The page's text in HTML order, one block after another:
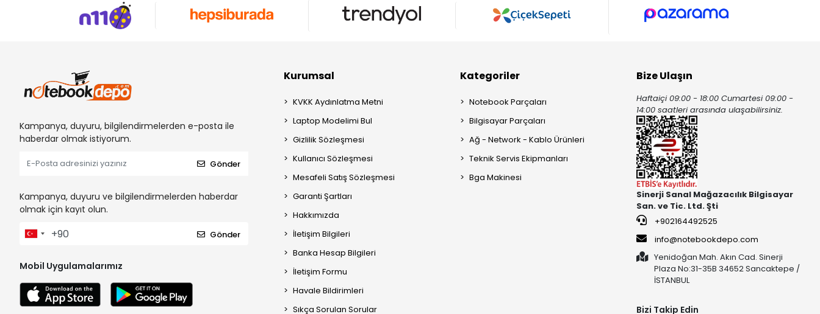
Kampanya, duyuru, bilgilendirmelerden e-posta ile
haberdar olmak istiyorum.
Gönder
Kampanya, duyuru ve bilgilendirmelerden haberdar
olmak için kayıt olun.
Gönder
Mobil Uygulamalarımız
Kurumsal
KVKK Aydınlatma Metni
Laptop Modelimi Bul
Gizlilik Sözleşmesi
Kullanıcı Sözleşmesi
Mesafeli Satış Sözleşmesi
Garanti Şartları
Hakkımızda
İletişim Bilgileri
Banka Hesap Bilgileri
İletişim Formu
Havale Bildirimleri
Sıkça Sorulan Sorular
Kategoriler
Notebook Parçaları
Bilgisayar Parçaları
Ağ - Network - Kablo Ürünleri
Teknik Servis Ekipmanları
Bga Makinesi
Bize Ulaşın
Haftaiçi 09:00 - 18:00 Cumartesi 09:00 -
14:00 saatleri arasında ulaşabilirsiniz.
Sinerji Sanal Mağazacılık Bilgisayar
San. ve Tic. Ltd. Şti
+902164492525
info@notebookdepo.com
Yenidoğan Mah. Akın Cad. Sinerji
Plaza No:31-35B 34652 Sancaktepe /
İSTANBUL
Bizi Takip Edin